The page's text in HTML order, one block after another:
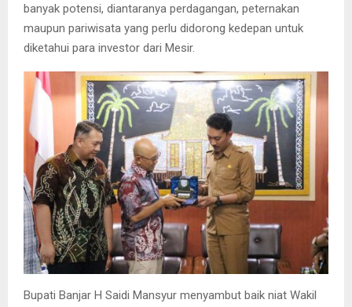
banyak potensi, diantaranya perdagangan, peternakan
maupun pariwisata yang perlu didorong kedepan untuk
diketahui para investor dari Mesir.
Bupati Banjar H Saidi Mansyur menyambut baik niat Wakil